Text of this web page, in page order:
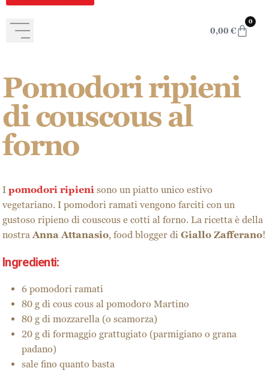
0,00 €
0
Pomodori ripieni
di couscous al
forno
I pomodori ripieni sono un piatto unico estivo
vegetariano. I pomodori ramati vengono farciti con un
gustoso ripieno di couscous e cotti al forno. La ricetta è della
nostraAnna Attanasio, food blogger di Giallo Zafferano!
Ingredienti:
6 pomodori ramati
80 g di cous cous al pomodoro Martino
80 g di mozzarella (o scamorza)
20 g di formaggio grattugiato (parmigiano o grana
padano)
sale fino quanto basta